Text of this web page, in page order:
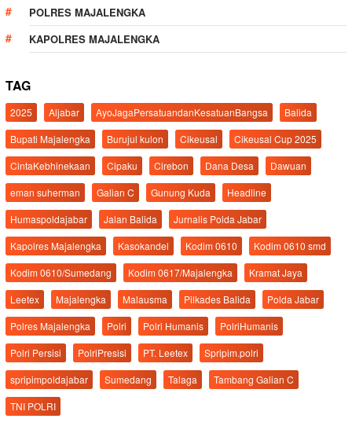
POLRES MAJALENGKA
KAPOLRES MAJALENGKA
TAG
2025 Aljabar AyoJagaPersatuandanKesatuanBangsa
Balida
Bupati Majalengka
Burujul kulon Cikeusal
Cikeusal Cup 2025
CintaKebhinekaan
Cipaku Cirebon Dana Desa
Dawuan
eman suherman
Galian C Gunung Kuda
Headline
Humaspoldajabar
Jalan Balida
Jurnalis Polda Jabar
Kapolres Majalengka
Kasokandel Kodim 0610
Kodim 0610 smd
Kodim 0610/Sumedang
Kodim 0617/Majalengka
Kramat Jaya
Leetex
Majalengka Malausma Pilkades Balida
Polda Jabar
Polres Majalengka
Polri Polri Humanis
PolriHumanis
Polri Persisi
PolriPresisi PT. Leetex
Spripim.polri
spripimpoldajabar
Sumedang Talaga
Tambang Galian C
TNI POLRI